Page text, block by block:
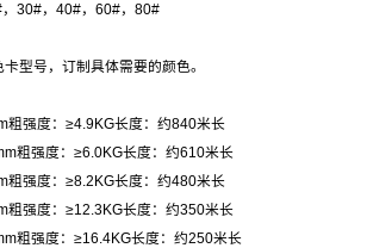
30#，40#，60#，80#
型号，订制具体需要的颜色。
粗强度：≥4.9KG长度：约840米长
粗强度：≥6.0KG长度：约610米长
粗强度：≥8.2KG长度：约480米长
粗强度：≥12.3KG长度：约350米长
粗强度：≥16.4KG长度：约250米长